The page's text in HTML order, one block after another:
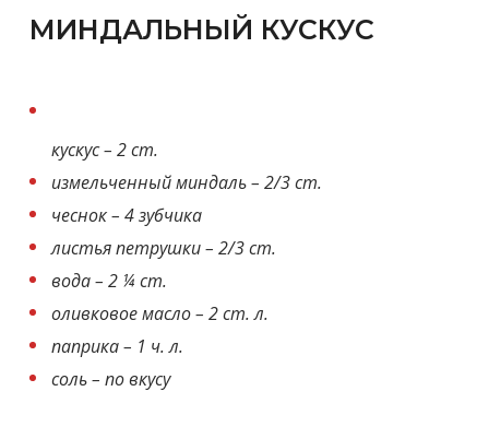
МИНДАЛЬНЫЙ КУСКУС
кускус – 2 ст.
измельченный миндаль – 2/3 ст.
чеснок – 4 зубчика
листья петрушки – 2/3 ст.
вода – 2 ¼ ст.
оливковое масло – 2 ст. л.
паприка – 1 ч. л.
соль – по вкусу